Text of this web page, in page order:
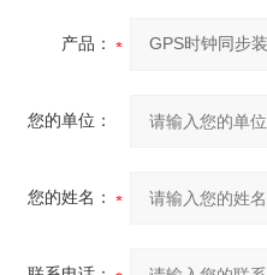
产品：
您的单位：
您的姓名：